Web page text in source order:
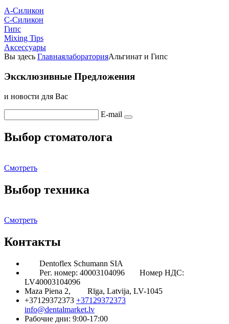
A-Силикон
C-Силикон
Гипс
Mixing Tips
Аксессуары
Вы здесь ГлавнаялабораторияАльгинат и Гипс
Эксклюзивные Предложения
и новости для Вас
E-mail
Выбор стоматолога
Смотреть
Выбор техника
Смотреть
Контакты
Dentoflex Schumann SIA
Рег. номер: 40003104096
Номер НДС:
LV40003104096
Maza Piena 2,
Rīga, Latvija, LV-1045
+37129372373 +37129372373
info@dentalmarket.lv
Рабочие дни: 9:00-17:00